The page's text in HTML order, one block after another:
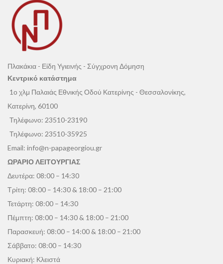
Πλακάκια - Είδη Υγιεινής - Σύγχρονη Δόμηση
Κεντρικό κατάστημα
1ο χλμ Παλαιάς Εθνικής Οδού Κατερίνης - Θεσσαλονίκης,
Κατερίνη, 60100
Τηλέφωνο: 23510-23190
Τηλέφωνο: 23510-35925
Email: info@n-papageorgiou.gr
ΩΡΑΡΙΟ ΛΕΙΤΟΥΡΓΙΑΣ
Δευτέρα: 08:00 – 14:30
Τρίτη: 08:00 – 14:30 & 18:00 – 21:00
Τετάρτη: 08:00 – 14:30
Πέμπτη: 08:00 – 14:30 & 18:00 – 21:00
Παρασκευή: 08:00 – 14:00 & 18:00 – 21:00
Σάββατο: 08:00 – 14:30
Κυριακή: Κλειστά